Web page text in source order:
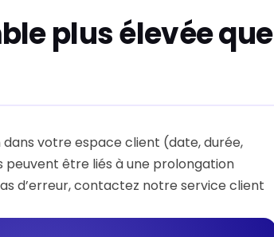
plus élevée que
votre espace client (date, durée,
être liés à une prolongation
d’erreur, contactez notre service client